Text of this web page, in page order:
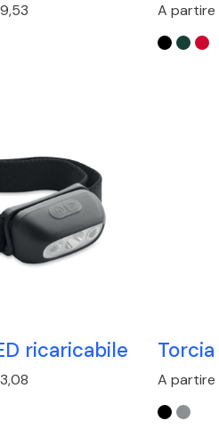
A partire
ricaricabile
A partire